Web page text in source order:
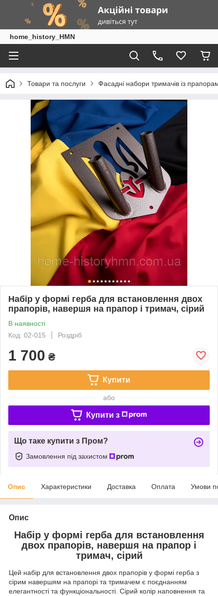
home_history_HMN
Товари та послуги Фасадні набори тримачів із
Набір у формі герба для встановлення двох
прапорів, навершя на прапор і тримач, сірий
В наявності
Код: 02-015
Роздріб
1 700 ₴
Купити
або
Купити з
Що таке купити з Пром?
Замовлення під захистом
Опис Характеристики Доставка Оплата Умови
Опис
Набір у формі герба для встановлення
двох прапорів, навершя на прапор і
тримач, сірий
Цей набір для встановлення двох прапорів у формі герба з
сірим навершям на прапорі та тримачем є поєднанням
елегантності та функціональності. Сірий колір наповнення та